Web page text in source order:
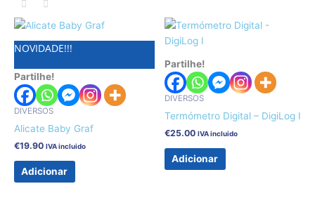
NOVIDADE!!!
Partilhe!
DIVERSOS
Alicate Baby Graf
€19.90 IVA incluido
Adicionar
Partilhe!
DIVERSOS
Termómetro Digital – DigiLog I
€25.00 IVA incluido
Adicionar